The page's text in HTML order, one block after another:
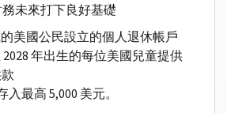
未來打下良好基礎
美國公民設立的個人退休帳戶
2028 年出生的每位美國兒童提供
最高 5,000 美元。